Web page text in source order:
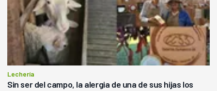
Lechería
Sin ser del campo, la alergia de una de sus hijas los